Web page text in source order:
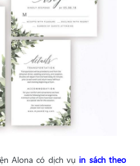
Alona có dịch vụ in sách theo